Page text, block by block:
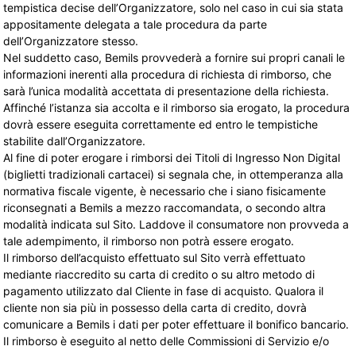
tempistica decise dell’Organizzatore, solo nel caso in cui sia stata
appositamente delegata a tale procedura da parte
dell’Organizzatore stesso.
Nel suddetto caso, Bemils provvederà a fornire sui propri canali le
informazioni inerenti alla procedura di richiesta di rimborso, che
sarà l’unica modalità accettata di presentazione della richiesta.
Affinché l’istanza sia accolta e il rimborso sia erogato, la procedura
dovrà essere eseguita correttamente ed entro le tempistiche
stabilite dall’Organizzatore.
Al fine di poter erogare i rimborsi dei Titoli di Ingresso Non Digital
(biglietti tradizionali cartacei) si segnala che, in ottemperanza alla
normativa fiscale vigente, è necessario che i siano fisicamente
riconsegnati a Bemils a mezzo raccomandata, o secondo altra
modalità indicata sul Sito. Laddove il consumatore non provveda a
tale adempimento, il rimborso non potrà essere erogato.
Il rimborso dell’acquisto effettuato sul Sito verrà effettuato
mediante riaccredito su carta di credito o su altro metodo di
pagamento utilizzato dal Cliente in fase di acquisto. Qualora il
cliente non sia più in possesso della carta di credito, dovrà
comunicare a Bemils i dati per poter effettuare il bonifico bancario.
Il rimborso è eseguito al netto delle Commissioni di Servizio e/o